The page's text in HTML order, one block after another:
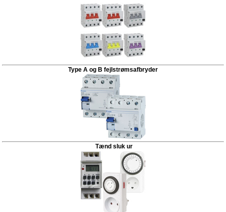
Type A og B fejlstrømsafbryder
Tænd sluk ur